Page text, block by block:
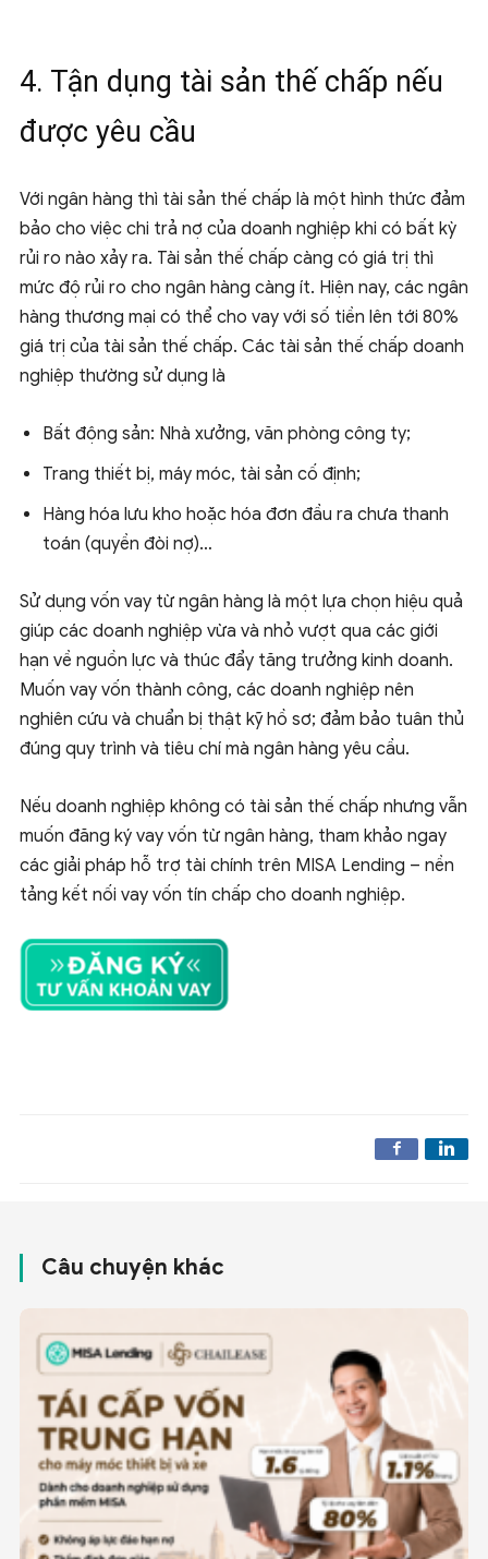
4. Tận dụng tài sản thế chấp nếu
được yêu cầu
Với ngân hàng thì tài sản thế chấp là một hình thức đảm
bảo cho việc chi trả nợ của doanh nghiệp khi có bất kỳ
rủi ro nào xảy ra. Tài sản thế chấp càng có giá trị thì
mức độ rủi ro cho ngân hàng càng ít. Hiện nay, các ngân
hàng thương mại có thể cho vay với số tiền lên tới 80%
giá trị của tài sản thế chấp. Các tài sản thế chấp doanh
nghiệp thường sử dụng là
Bất động sản: Nhà xưởng, văn phòng công ty;
Trang thiết bị, máy móc, tài sản cố định;
Hàng hóa lưu kho hoặc hóa đơn đầu ra chưa thanh
toán (quyền đòi nợ)…
Sử dụng vốn vay từ ngân hàng là một lựa chọn hiệu quả
giúp các doanh nghiệp vừa và nhỏ vượt qua các giới
hạn về nguồn lực và thúc đẩy tăng trưởng kinh doanh.
Muốn vay vốn thành công, các doanh nghiệp nên
nghiên cứu và chuẩn bị thật kỹ hồ sơ; đảm bảo tuân thủ
đúng quy trình và tiêu chí mà ngân hàng yêu cầu.
Nếu doanh nghiệp không có tài sản thế chấp nhưng vẫn
muốn đăng ký vay vốn từ ngân hàng, tham khảo ngay
các giải pháp hỗ trợ tài chính trên MISA Lending – nền
tảng kết nối vay vốn tín chấp cho doanh nghiệp.
Câu chuyện khác